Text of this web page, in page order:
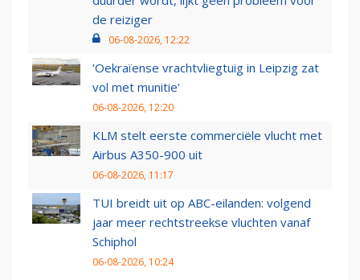
de reiziger
06-08-2026, 12:22
'Oekraïense vrachtvliegtuig in Leipzig zat
vol met munitie'
06-08-2026, 12:20
KLM stelt eerste commerciële vlucht met
Airbus A350-900 uit
06-08-2026, 11:17
TUI breidt uit op ABC-eilanden: volgend
jaar meer rechtstreekse vluchten vanaf
Schiphol
06-08-2026, 10:24